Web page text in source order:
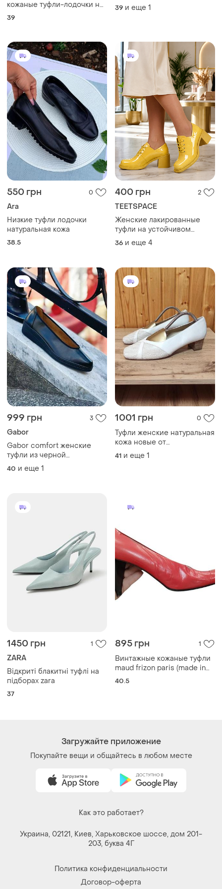
550 грн 0
Ara
Низкие туфли лодочки
натуральная кожа
38.5
400 грн 2
TEETSPACE
Женские лакированные
туфли на устойчивом
каблуке со шнуровкой
(желтые).
36 и еще 4
999 грн 3
Gabor
Gabor comfort женские
туфли из черной
натуральной кожи
40 и еще 1
1001 грн 0
Туфли женские натуральная
кожа новые от
hassia оригинал!!
и еще 1
1450 грн 895 грн 1
Винтажные кожаные туфли
Загружайте приложение
Как это работает?
Украина, 02121, Киев, Харьковское шоссе, дом 201-
203, буква 4Г
Политика конфиденциальности
Контакты